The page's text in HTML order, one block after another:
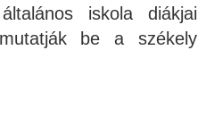
iskola diákjai
be a székely